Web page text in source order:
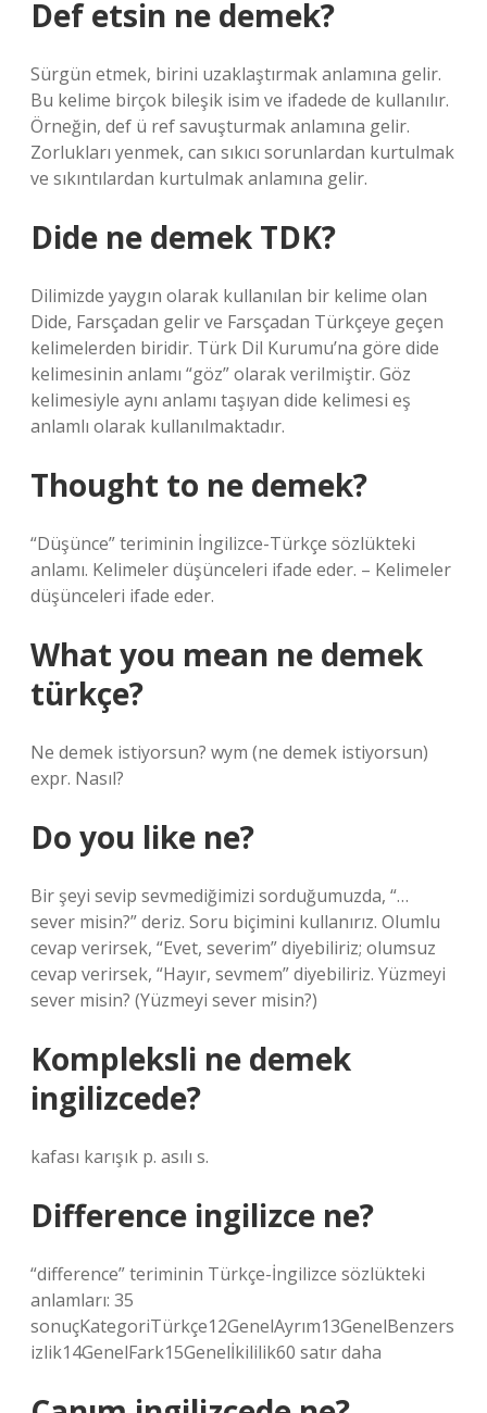
Def etsin ne demek?
Sürgün etmek, birini uzaklaştırmak anlamına gelir.
Bu kelime birçok bileşik isim ve ifadede de kullanılır.
Örneğin, def ü ref savuşturmak anlamına gelir.
Zorlukları yenmek, can sıkıcı sorunlardan kurtulmak
ve sıkıntılardan kurtulmak anlamına gelir.
Dide ne demek TDK?
Dilimizde yaygın olarak kullanılan bir kelime olan
Dide, Farsçadan gelir ve Farsçadan Türkçeye geçen
kelimelerden biridir. Türk Dil Kurumu’na göre dide
kelimesinin anlamı “göz” olarak verilmiştir. Göz
kelimesiyle aynı anlamı taşıyan dide kelimesi eş
anlamlı olarak kullanılmaktadır.
Thought to ne demek?
“Düşünce” teriminin İngilizce-Türkçe sözlükteki
anlamı. Kelimeler düşünceleri ifade eder. – Kelimeler
düşünceleri ifade eder.
What you mean ne demek
türkçe?
Ne demek istiyorsun? wym (ne demek istiyorsun)
expr. Nasıl?
Do you like ne?
Bir şeyi sevip sevmediğimizi sorduğumuzda, “…
sever misin?” deriz. Soru biçimini kullanırız. Olumlu
cevap verirsek, “Evet, severim” diyebiliriz; olumsuz
cevap verirsek, “Hayır, sevmem” diyebiliriz. Yüzmeyi
sever misin? (Yüzmeyi sever misin?)
Kompleksli ne demek
ingilizcede?
kafası karışık p. asılı s.
Difference ingilizce ne?
“difference” teriminin Türkçe-İngilizce sözlükteki
anlamları: 35
sonuçKategoriTürkçe12GenelAyrım13GenelBenzers
izlik14GenelFark15Genelİkililik60 satır daha